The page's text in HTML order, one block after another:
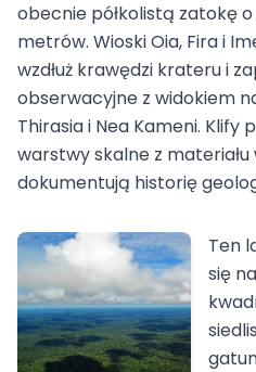
obecnie półkolistą zatokę
metrów. Wioski Oia, Fira i
wzdłuż krawędzi krateru i
obserwacyjne z widokiem
Thirasia i Nea Kameni. Klify
warstwy skalne z
dokumentują historię
Ten
się